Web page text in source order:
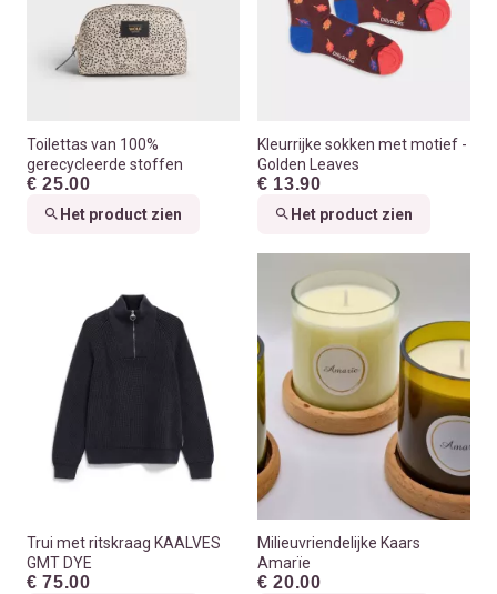
Toilettas van 100%
gerecycleerde stoffen
€ 25.00
Het product zien
Kleurrijke sokken met motief -
Golden Leaves
€ 13.90
Het product zien
Trui met ritskraag KAALVES
GMT DYE
€ 75.00
Milieuvriendelijke Kaars
Amarïe
€ 20.00